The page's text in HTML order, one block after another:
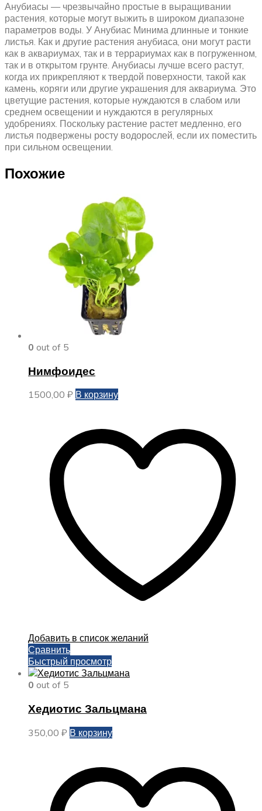
Анубиасы — чрезвычайно простые в выращивании
растения, которые могут выжить в широком диапазоне
параметров воды. У Анубиас Минима длинные и тонкие
листья. Как и другие растения анубиаса, они могут расти
как в аквариумах, так и в террариумах как в погруженном,
так и в открытом грунте. Анубиасы лучше всего растут,
когда их прикрепляют к твердой поверхности, такой как
камень, коряги или другие украшения для аквариума. Это
цветущие растения, которые нуждаются в слабом или
среднем освещении и нуждаются в регулярных
удобрениях. Поскольку растение растет медленно, его
листья подвержены росту водорослей, если их поместить
при сильном освещении.
Похожие
0 out of 5
Нимфоидес
1500,00 ₽ В корзину
Добавить в список желаний
Сравнить
Быстрый просмотр
0 out of 5
Хедиотис Зальцмана
350,00 ₽ В корзину